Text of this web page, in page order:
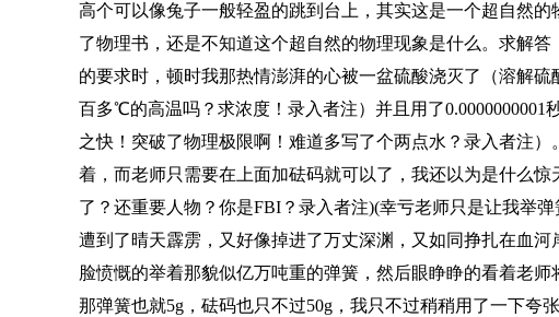
高个可以像兔子一般轻盈的跳到台上，其实这是一个超自然
了物理书，还是不知道这个超自然的物理现象是什么。求解
的要求时，顿时我那热情澎湃的心被一盆硫酸浇灭了（溶解
百多℃的高温吗？求浓度！录入者注）并且用了
之快！突破了物理极限啊！难道多写了个两点水？录入者注
着，而老师只需要在上面加砝码就可以了，我还以为是什么
了？还重要人物？你是FBI？录入者注)(幸亏老师只是让我举
遭到了晴天霹雳，又好像掉进了万丈深渊，又如同挣扎在血
脸愤慨的举着那貌似亿万吨重的弹簧，然后眼睁睁的看着老
那弹簧也就5g，砝码也只不过50g，我只不过稍稍用了一下夸